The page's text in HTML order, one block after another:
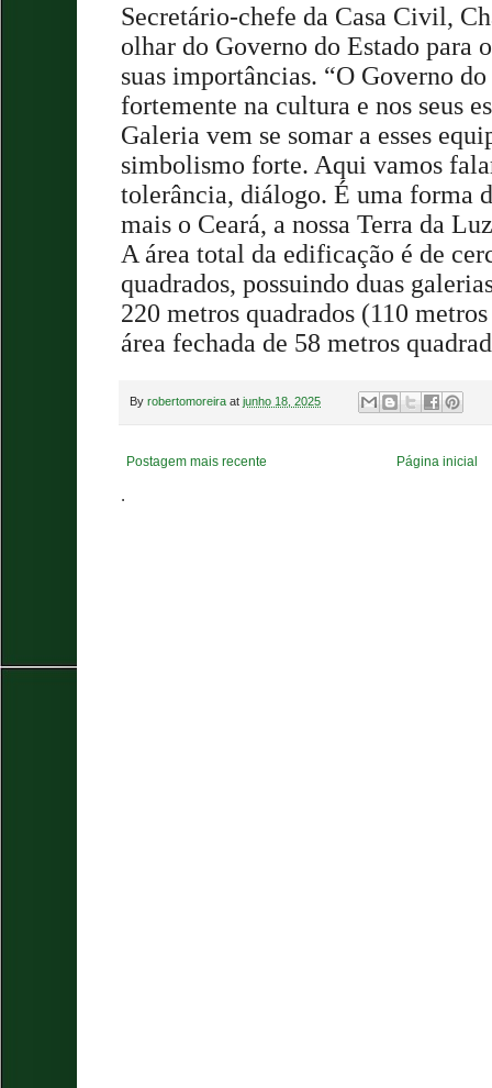
Secretário-chefe da Casa Civil,
olhar do Governo do Estado para
suas importâncias. “O Governo
fortemente na cultura e nos seus
Galeria vem se somar a esses
simbolismo forte. Aqui vamos
tolerância, diálogo. É uma forma
mais o Ceará, a nossa Terra da
A área total da edificação é de
quadrados, possuindo duas
220 metros quadrados (110
área fechada de 58 metros
By robertomoreira at junho 18, 2025
Postagem mais recente Página inicial
.